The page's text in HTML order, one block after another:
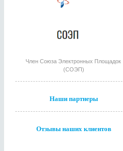
Член Союза Электронных Площадок
(СОЭП)
Наши партнеры
Отзывы наших клиентов